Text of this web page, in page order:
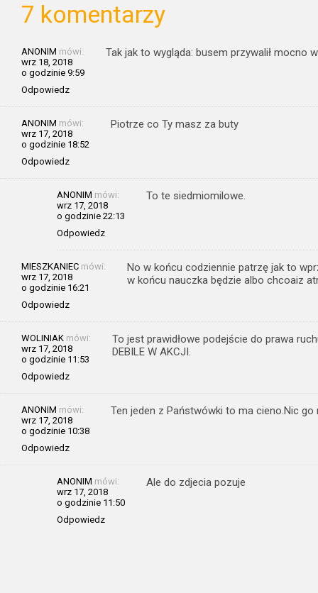
7 komentarzy
ANONIM mówi:
wrz 18, 2018
o godzinie 9:59
Odpowiedz
Tak jak to wygląda: busem przywalił mocno
ANONIM mówi:
wrz 17, 2018
o godzinie 18:52
Odpowiedz
Piotrze co Ty masz za buty
ANONIM mówi:
wrz 17, 2018
o godzinie 22:13
Odpowiedz
To te siedmiomilowe.
MIESZKANIEC mówi:
wrz 17, 2018
o godzinie 16:21
Odpowiedz
No w końcu codziennie patrzę jak to
w końcu nauczka będzie albo chcoaiz
WOLINIAK mówi:
wrz 17, 2018
o godzinie 11:53
Odpowiedz
To jest prawidłowe podejście do prawa
DEBILE W AKCJI.
ANONIM mówi:
wrz 17, 2018
o godzinie 10:38
Odpowiedz
Ten jeden z Państwówki to ma cieno.Nic
ANONIM mówi:
wrz 17, 2018
o godzinie 11:50
Odpowiedz
Ale do zdjecia pozuje